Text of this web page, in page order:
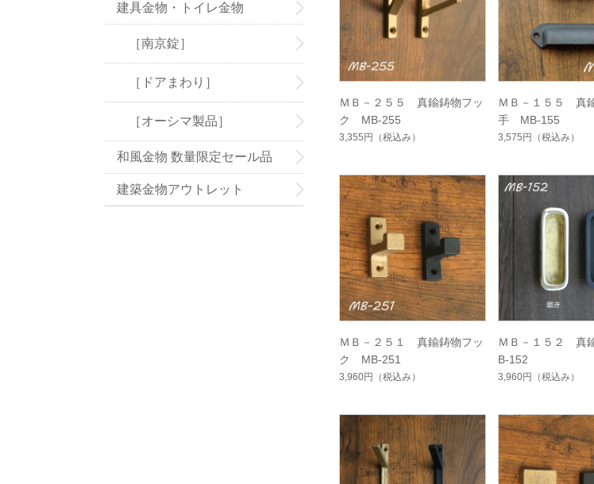
ＭＢ－２５５ 真鍮鋳物フッ
ク MB-255
3,355円 （税込み）
ＭＢ－１５５ 真
手 MB-155
3,575円 （税込み）
ＭＢ－２５１ 真鍮鋳物フッ
ク MB-251
3,960円 （税込み）
ＭＢ－１５２ 真
B-152
3,960円 （税込み）
建具金物・トイレ金物
［南京錠］
［ドアまわり］
［オーシマ製品］
和風金物 数量限定セール品
建築金物アウトレット